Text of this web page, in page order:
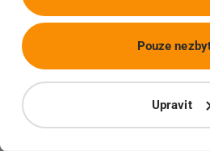
Upravit
Pouze